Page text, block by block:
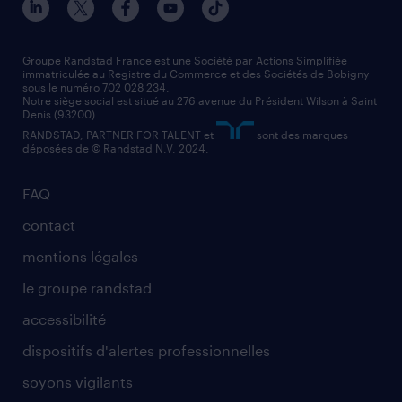
assistant administratif
comptable
faq intérim / recrutement
nos agences par région
nos cabinets de recrutement
FAQ
contact
mentions légales
le groupe randstad
accessibilité
dispositifs d'alertes professionnelles
soyons vigilants
Groupe Randstad France est une Société par Actions Simplifiée
immatriculée au Registre du Commerce et des Sociétés de Bobigny
sous le numéro 702 028 234.
Notre siège social est situé au 276 avenue du Président Wilson à Saint
Denis (93200).
RANDSTAD, PARTNER FOR TALENT et
sont des marques
déposées de © Randstad N.V. 2024.